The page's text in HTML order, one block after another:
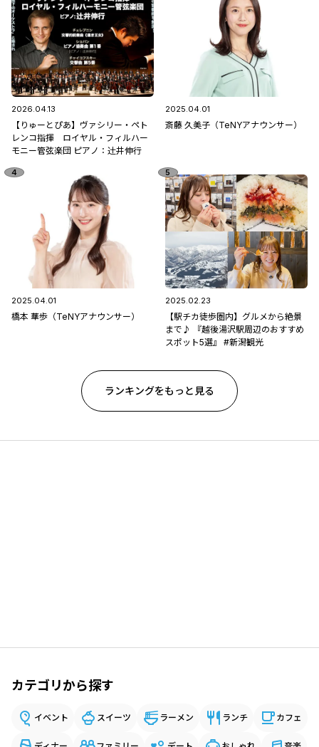
2026.04.13
【りゅーとぴあ】ヴァシリー・ペト
レンコ指揮 ロイヤル・フィルハー
モニー管弦楽団 ピアノ：辻󠄀井伸行
2025.04.01
斎藤 久美子（TeNYアナウンサー）
2025.04.01
橋本 華歩（TeNYアナウンサー）
2025.02.23
【駅チカ徒歩圏内】グルメから絶景
まで♪ 『越後湯沢駅周辺のおすすめ
スポット5選』 #新潟観光
ランキングをもっと見る
カテゴリから探す
イベント スイーツ ラーメン ランチ カフェ